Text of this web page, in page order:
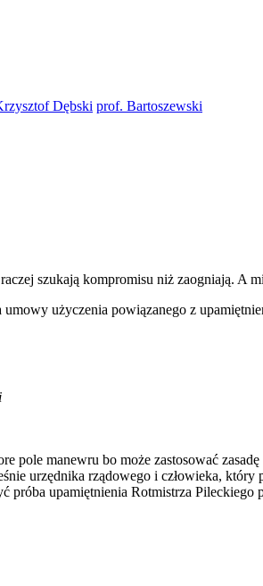
Dębski prof. Bartoszewski
szukają kompromisu niż zaogniają.
użyczenia powiązanego z
pole manewru bo może zastosować
urzędnika rządowego i człowieka,
próba upamiętnienia Rotmistrza